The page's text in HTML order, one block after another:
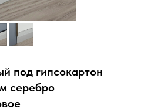
под гипсокартон
серебро